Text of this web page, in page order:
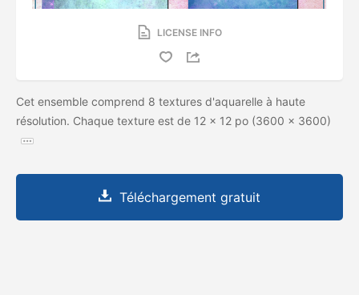
LICENSE INFO
Cet ensemble comprend 8 textures d'aquarelle à haute
résolution. Chaque texture est de 12 x 12 po (3600 x 3600)
Téléchargement gratuit